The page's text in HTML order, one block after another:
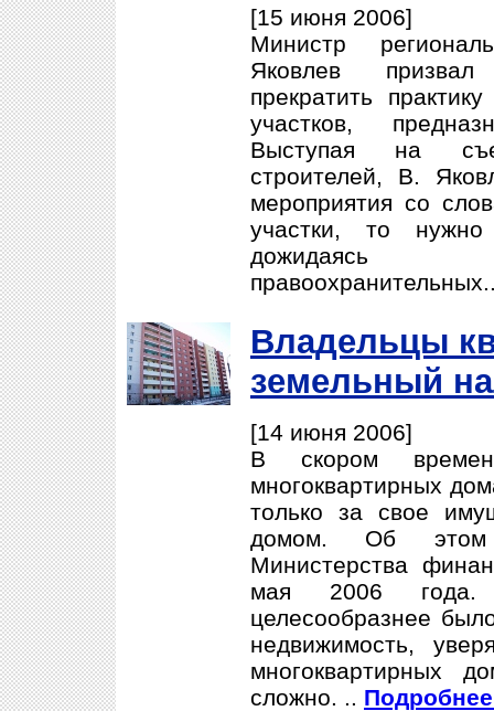
[15 июня 2006]
Министр
Яковлев
прекратить
участков,
Выступая на
строителей, В.
мероприятия со
участки, то
дожидаясь
Владельцы
земельный
[14 июня 2006]
В скором
многоквартирных
только за свое
домом. Об этом
Министерства
мая 2006 года.
целесообразнее
недвижимость,
многоквартирных
сложно. ..